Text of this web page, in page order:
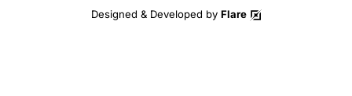
Designed & Developed by Flare